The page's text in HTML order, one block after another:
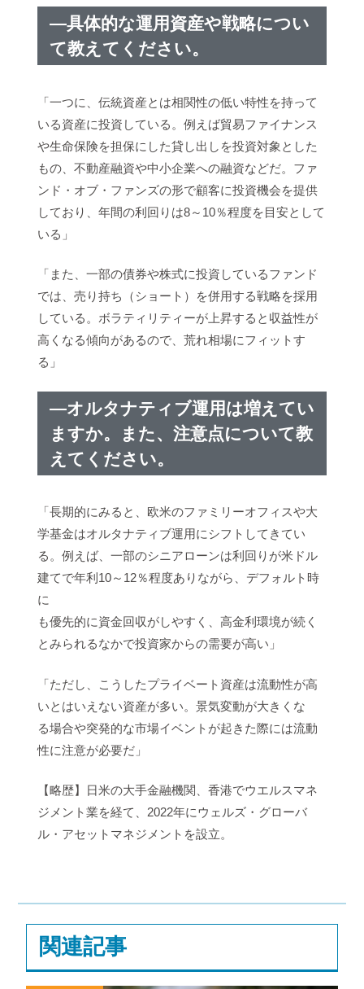
―具体的な運用資産や戦略につい
て教えてください。
「一つに、伝統資産とは相関性の低い特性を持って
いる資産に投資している。例えば貿易ファイナンス
や生命保険を担保にした貸し出しを投資対象とした
もの、不動産融資や中小企業への融資などだ。ファ
ンド・オブ・ファンズの形で顧客に投資機会を提供
しており、年間の利回りは8～10％程度を目安として
いる」
「また、一部の債券や株式に投資しているファンド
では、売り持ち（ショート）を併用する戦略を採用
している。ボラティリティーが上昇すると収益性が
高くなる傾向があるので、荒れ相場にフィットす
る」
―オルタナティブ運用は増えてい
ますか。また、注意点について教
えてください。
「長期的にみると、欧米のファミリーオフィスや大
学基金はオルタナティブ運用にシフトしてきてい
る。例えば、一部のシニアローンは利回りが米ドル
建てで年利10～12％程度ありながら、デフォルト時
に
も優先的に資金回収がしやすく、高金利環境が続く
とみられるなかで投資家からの需要が高い」
「ただし、こうしたプライベート資産は流動性が高
いとはいえない資産が多い。景気変動が大きくな
る場合や突発的な市場イベントが起きた際には流動
性に注意が必要だ」
【略歴】日米の大手金融機関、香港でウエルスマネ
ジメント業を経て、2022年にウェルズ・グローバ
ル・アセットマネジメントを設立。
関連記事